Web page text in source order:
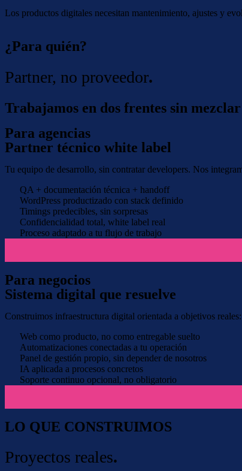
Los productos digitales necesitan mantenimiento, ajustes y
¿Para quién?
Partner, no proveedor.
Trabajamos en dos frentes sin
Para agencias
Partner técnico white label
Tu equipo de desarrollo, sin contratar developers. Nos
QA + documentación técnica + handoff
WordPress productizado con stack definido
Timings predecibles, sin sorpresas
Confidencialidad total, white label real
Proceso adaptado a tu flujo de trabajo
Para negocios
Sistema digital que resuelve
Construimos infraestructura digital orientada a objetivos
Web como producto, no como entregable suelto
Automatizaciones conectadas a tu operación
Panel de gestión propio, sin depender de nosotros
IA aplicada a procesos concretos
Soporte continuo opcional, no obligatorio
LO QUE CONSTRUIMOS
Proyectos reales.